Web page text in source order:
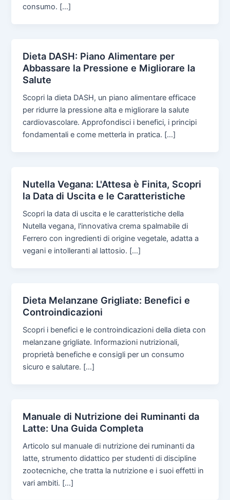
consumo. […]
Dieta DASH: Piano Alimentare per
Abbassare la Pressione e Migliorare la
Salute
Scopri la dieta DASH, un piano alimentare efficace
per ridurre la pressione alta e migliorare la salute
cardiovascolare. Approfondisci i benefici, i principi
fondamentali e come metterla in pratica. […]
Nutella Vegana: L'Attesa è Finita, Scopri
la Data di Uscita e le Caratteristiche
Scopri la data di uscita e le caratteristiche della
Nutella vegana, l'innovativa crema spalmabile di
Ferrero con ingredienti di origine vegetale, adatta a
vegani e intolleranti al lattosio. […]
Dieta Melanzane Grigliate: Benefici e
Controindicazioni
Scopri i benefici e le controindicazioni della dieta con
melanzane grigliate. Informazioni nutrizionali,
proprietà benefiche e consigli per un consumo
sicuro e salutare. […]
Manuale di Nutrizione dei Ruminanti da
Latte: Una Guida Completa
Articolo sul manuale di nutrizione dei ruminanti da
latte, strumento didattico per studenti di discipline
zootecniche, che tratta la nutrizione e i suoi effetti in
vari ambiti. […]